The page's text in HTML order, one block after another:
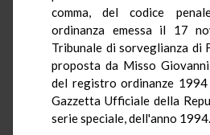
comma, del codice
ordinanza emessa il 17
Tribunale di sorveglianza di
proposta da Misso
del registro ordinanze
Gazzetta Ufficiale della
serie speciale, dell'anno 1994.